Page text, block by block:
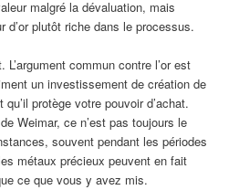
malgré la dévaluation, mais
d’or plutôt riche dans le processus.
commun contre l’or est
un investissement de création de
protège votre pouvoir d’achat.
Weimar, ce n’est pas toujours le
souvent pendant les périodes
métaux précieux peuvent en fait
ce que vous y avez mis.